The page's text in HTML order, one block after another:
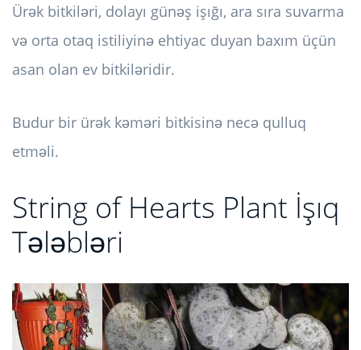
Ürək bitkiləri, dolayı günəş işığı, ara sıra suvarma
və orta otaq istiliyinə ehtiyac duyan baxım üçün
asan olan ev bitkiləridir.
Budur bir ürək kəməri bitkisinə necə qulluq
etməli.
String of Hearts Plant İşıq
Tələbləri